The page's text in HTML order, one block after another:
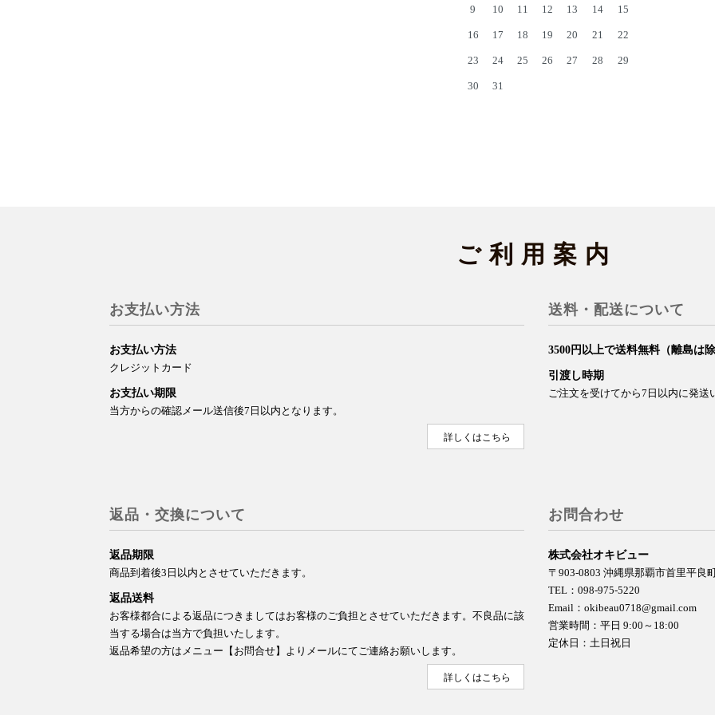
9 10 11 12 13 14 15
16 17 18 19 20 21 22
23 24 25 26 27 28 29
30 31
ご利用案内
お支払い方法
お支払い方法
クレジットカード
お支払い期限
当方からの確認メール送信後7日以内となります。
詳しくはこちら
送料・配送について
3500円以上で送料無料（離島は
引渡し時期
ご注文を受けてから7日以内に発送
返品・交換について
返品期限
商品到着後3日以内とさせていただきます。
返品送料
お客様都合による返品につきましてはお客様のご負担とさせていただきます。不良品に該
当する場合は当方で負担いたします。
返品希望の方はメニュー【お問合せ】よりメールにてご連絡お願いします。
詳しくはこちら
お問合わせ
株式会社オキビュー
〒903-0803 沖縄県那覇市首里平良
TEL：098-975-5220
Email：okibeau0718@gmail.com
営業時間：平日 9:00～18:00
定休日：土日祝日